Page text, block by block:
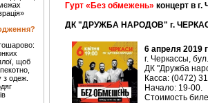
щоб
з одеж.
Гурт «Без обмежень» концерт в г.
ДК "ДРУЖБА НАРОДОВ" г.
6 апреля 2019
г. Черкассы,
ДК "Дружба
Касса: (0472)
Начало: 19-00.
Стоимость